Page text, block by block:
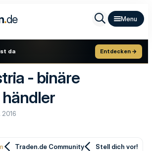
.de
da Entdecken →
- binäre
2016
Traden.de Community Stell dich vor!